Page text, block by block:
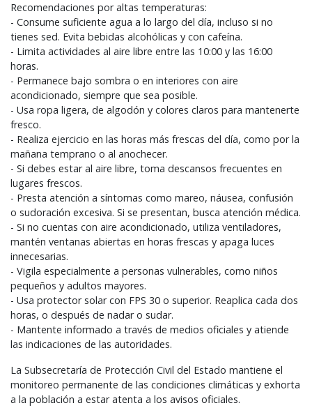
Recomendaciones por altas temperaturas:
- Consume suficiente agua a lo largo del día, incluso si no
tienes sed. Evita bebidas alcohólicas y con cafeína.
- Limita actividades al aire libre entre las 10:00 y las 16:00
horas.
- Permanece bajo sombra o en interiores con aire
acondicionado, siempre que sea posible.
- Usa ropa ligera, de algodón y colores claros para mantenerte
fresco.
- Realiza ejercicio en las horas más frescas del día, como por la
mañana temprano o al anochecer.
- Si debes estar al aire libre, toma descansos frecuentes en
lugares frescos.
- Presta atención a síntomas como mareo, náusea, confusión
o sudoración excesiva. Si se presentan, busca atención médica.
- Si no cuentas con aire acondicionado, utiliza ventiladores,
mantén ventanas abiertas en horas frescas y apaga luces
innecesarias.
- Vigila especialmente a personas vulnerables, como niños
pequeños y adultos mayores.
- Usa protector solar con FPS 30 o superior. Reaplica cada dos
horas, o después de nadar o sudar.
- Mantente informado a través de medios oficiales y atiende
las indicaciones de las autoridades.
La Subsecretaría de Protección Civil del Estado mantiene el
monitoreo permanente de las condiciones climáticas y exhorta
a la población a estar atenta a los avisos oficiales.